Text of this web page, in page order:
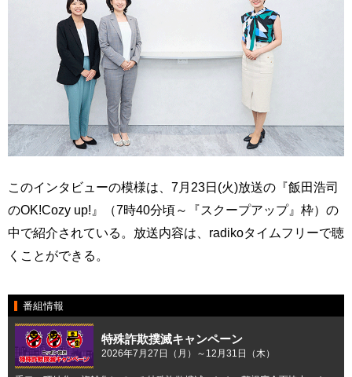
このインタビューの模様は、7月23日(火)放送の『飯田浩司
のOK!Cozy up!』（7時40分頃～『スクープアップ』枠）の
中で紹介されている。放送内容は、radikoタイムフリーで聴
くことができる。
番組情報
特殊詐欺撲滅キャンペーン
2026年7月27日（月）～12月31日（木）